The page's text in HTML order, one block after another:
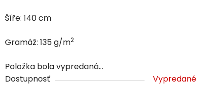
Šíře: 140 cm
Gramáž: 135 g/m2
Položka bola vypredaná…
Dostupnosť
Vypredané